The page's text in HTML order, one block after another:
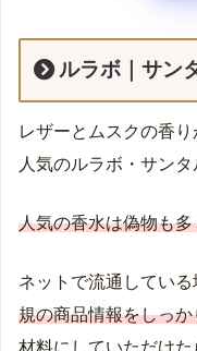
ルラボ｜サン
レザーとムスクの香
人気のルラボ・サンタ
人気の香水は偽物も
ネットで流通している
規の商品情報をしっ